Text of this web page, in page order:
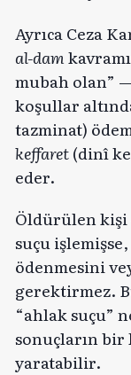
Ayrıca Ceza
al-dam
mubah olan”
koşullar
tazminat)
keffaret(dinî
eder.
Öldürülen
suçu
ödenmesini
gerektirmez.
“ahlak suçu”
sonuçların bir
yaratabilir.